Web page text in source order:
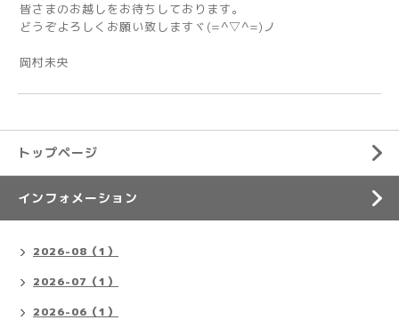
皆さまのお越しをお待ちしております。
どうぞよろしくお願い致しますヾ(=^▽^=)ノ
岡村未央
トップページ
インフォメーション
2026-08（1）
2026-07（1）
2026-06（1）